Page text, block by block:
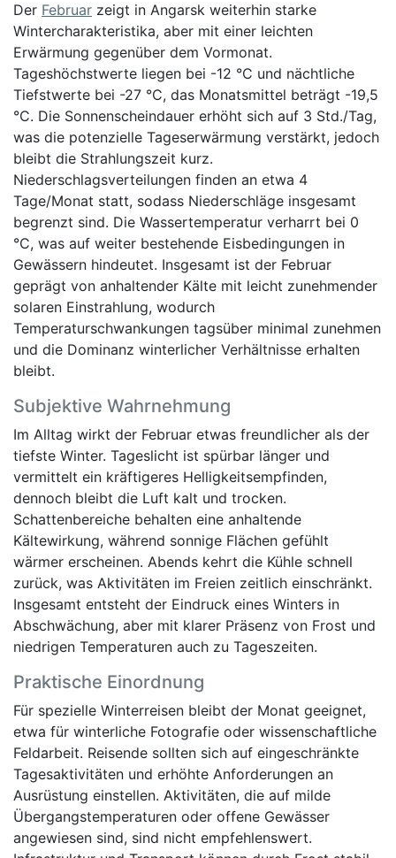
Der Februar zeigt in Angarsk weiterhin starke
Wintercharakteristika, aber mit einer leichten
Erwärmung gegenüber dem Vormonat.
Tageshöchstwerte liegen bei -12 °C und nächtliche
Tiefstwerte bei -27 °C, das Monatsmittel beträgt -19,5
°C. Die Sonnenscheindauer erhöht sich auf 3 Std./Tag,
was die potenzielle Tageserwärmung verstärkt, jedoch
bleibt die Strahlungszeit kurz.
Niederschlagsverteilungen finden an etwa 4
Tage/Monat statt, sodass Niederschläge insgesamt
begrenzt sind. Die Wassertemperatur verharrt bei 0
°C, was auf weiter bestehende Eisbedingungen in
Gewässern hindeutet. Insgesamt ist der Februar
geprägt von anhaltender Kälte mit leicht zunehmender
solaren Einstrahlung, wodurch
Temperaturschwankungen tagsüber minimal zunehmen
und die Dominanz winterlicher Verhältnisse erhalten
bleibt.
Subjektive Wahrnehmung
Im Alltag wirkt der Februar etwas freundlicher als der
tiefste Winter. Tageslicht ist spürbar länger und
vermittelt ein kräftigeres Helligkeitsempfinden,
dennoch bleibt die Luft kalt und trocken.
Schattenbereiche behalten eine anhaltende
Kältewirkung, während sonnige Flächen gefühlt
wärmer erscheinen. Abends kehrt die Kühle schnell
zurück, was Aktivitäten im Freien zeitlich einschränkt.
Insgesamt entsteht der Eindruck eines Winters in
Abschwächung, aber mit klarer Präsenz von Frost und
niedrigen Temperaturen auch zu Tageszeiten.
Praktische Einordnung
Für spezielle Winterreisen bleibt der Monat geeignet,
etwa für winterliche Fotografie oder wissenschaftliche
Feldarbeit. Reisende sollten sich auf eingeschränkte
Tagesaktivitäten und erhöhte Anforderungen an
Ausrüstung einstellen. Aktivitäten, die auf milde
Übergangstemperaturen oder offene Gewässer
angewiesen sind, sind nicht empfehlenswert.